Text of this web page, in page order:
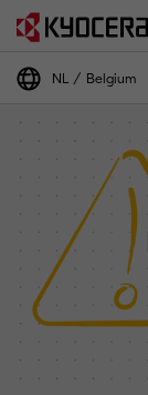
NL Belgium